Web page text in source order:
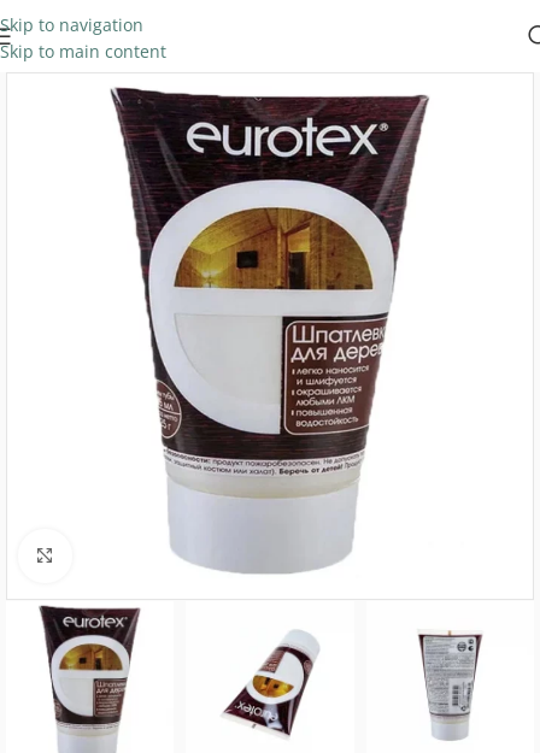
Skip to navigation
Skip to main content
Нажмите, чтобы увеличить